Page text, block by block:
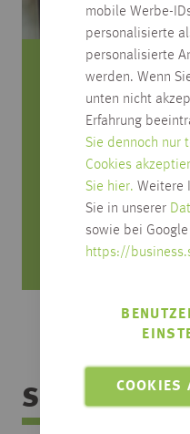
mobile Werbe-
personalisierte
personalisierte
werden. Wenn
unten nicht
Erfahrung
Sie dennoch nur
Cookies
Sie hier. Weitere
Sie in unserer
sowie bei
https://
COOKIES
Sie haben
Rufen Sie uns an,
0751/4004-545
Mo. bis Fr. von 8 Uhr
Samstag von 08:30